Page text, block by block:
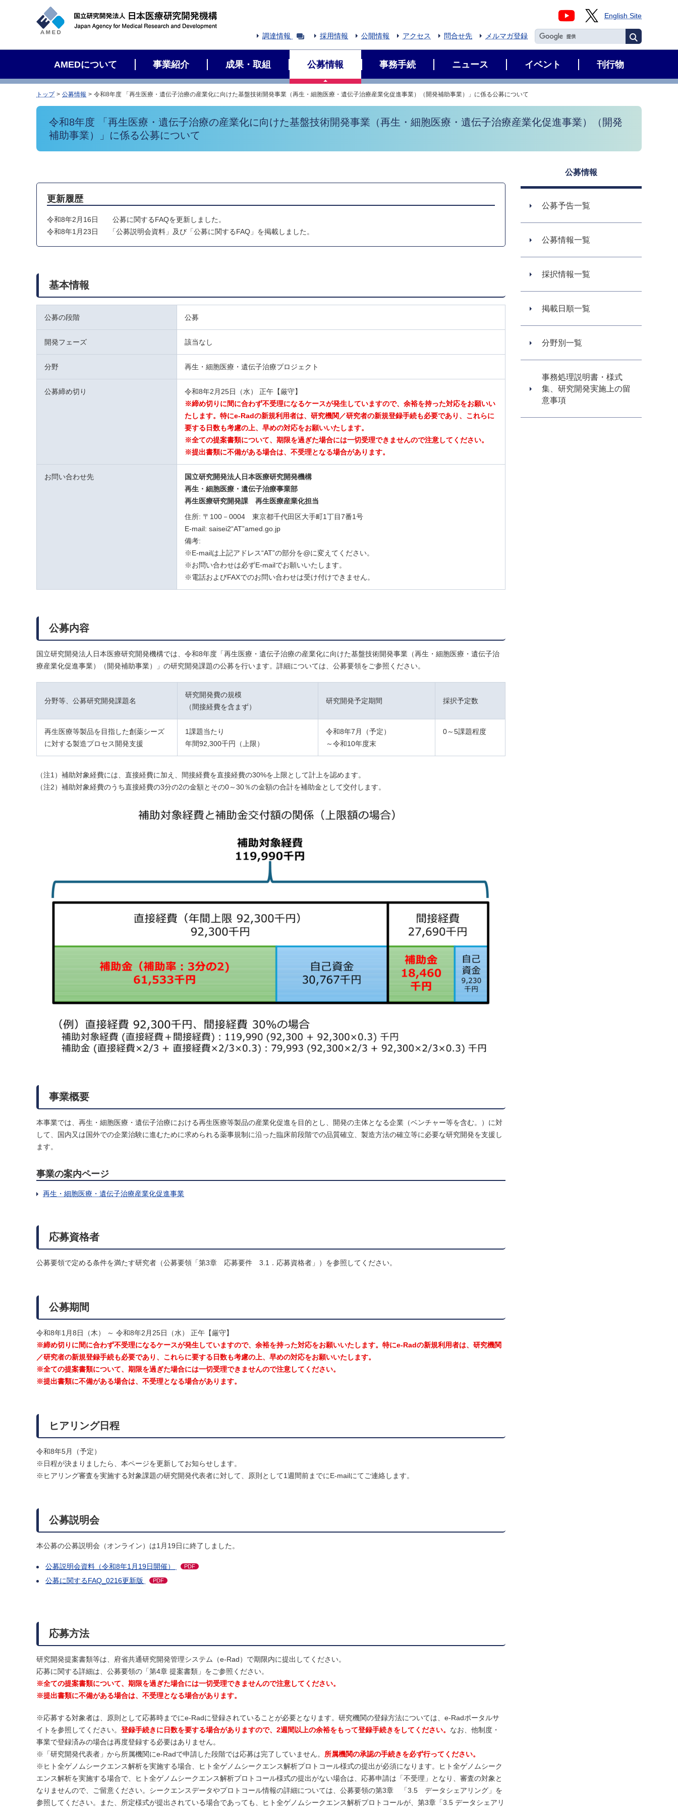
English Site
調達情報 採用情報 公開情報 アクセス 問合せ先 メルマガ登録
AMEDについて 事業紹介 成果・取組 公募情報 事務手続 ニュース イベント 刊行物
トップ 公募情報 令和8年度 「再生医療・遺伝子治療の産業化に向けた基盤技術開発事業（再生・細胞医療・遺伝子治療産業化促進事業）（開発補助事業）」に係る公募について
令和8年度 「再生医療・遺伝子治療の産業化に向けた基盤技術開発事業（再生・細胞医療・遺伝子治療産業化促進事業）（開発
補助事業）」に係る公募について
更新履歴
令和8年2月16日
公募に関するFAQを更新しました。
令和8年1月23日
「公募説明会資料」及び「公募に関するFAQ」を掲載しました。
基本情報
公募の段階 公募
開発フェーズ 該当なし
分野 再生・細胞医療・遺伝子治療プロジェクト
公募締め切り
令和8年2月25日（水） 正午【厳守】
※締め切りに間に合わず不受理になるケースが発生していますので、余裕を持った対応をお願いい
たします。特にe-Radの新規利用者は、研究機関／研究者の新規登録手続も必要であり、これらに
要する日数も考慮の上、早めの対応をお願いいたします。
※全ての提案書類について、期限を過ぎた場合には一切受理できませんので注意してください。
※提出書類に不備がある場合は、不受理となる場合があります。
お問い合わせ先
国立研究開発法人日本医療研究開発機構
再生・細胞医療・遺伝子治療事業部
再生医療研究開発課 再生医療産業化担当
住所: 〒100－0004 東京都千代田区大手町1丁目7番1号
E-mail: saisei2“AT”amed.go.jp
備考:
※E-mailは上記アドレス“AT”の部分を@に変えてください。
※お問い合わせは必ずE-mailでお願いいたします。
※電話およびFAXでのお問い合わせは受け付けできません。
公募内容
国立研究開発法人日本医療研究開発機構では、令和8年度「再生医療・遺伝子治療の産業化に向けた基盤技術開発事業（再生・細胞医療・遺伝子治
療産業化促進事業）（開発補助事業）」の研究開発課題の公募を行います。詳細については、公募要領をご参照ください。
分野等、公募研究開発課題名
研究開発費の規模
（間接経費を含まず）
研究開発予定期間 採択予定数
再生医療等製品を目指した創薬シーズ
に対する製造プロセス開発支援
1課題当たり
年間92,300千円（上限）
令和8年7月（予定）
～令和10年度末
0～5課題程度
（注1）補助対象経費には、直接経費に加え、間接経費を直接経費の30%を上限として計上を認めます。
（注2）補助対象経費のうち直接経費の3分の2の金額とその0～30％の金額の合計を補助金として交付します。
事業概要
本事業では、再生・細胞医療・遺伝子治療における再生医療等製品の産業化促進を目的とし、開発の主体となる企業（ベンチャー等を含む。）に対
して、国内又は国外での企業治験に進むために求められる薬事規制に沿った臨床前段階での品質確立、製造方法の確立等に必要な研究開発を支援し
ます。
事業の案内ページ
再生・細胞医療・遺伝子治療産業化促進事業
応募資格者
公募要領で定める条件を満たす研究者（公募要領「第3章 応募要件 3.1．応募資格者」）を参照してください。
公募期間
令和8年1月8日（木） ～ 令和8年2月25日（水） 正午【厳守】
※締め切りに間に合わず不受理になるケースが発生していますので、余裕を持った対応をお願いいたします。特にe-Radの新規利用者は、研究機関
／研究者の新規登録手続も必要であり、これらに要する日数も考慮の上、早めの対応をお願いいたします。
※全ての提案書類について、期限を過ぎた場合には一切受理できませんので注意してください。
※提出書類に不備がある場合は、不受理となる場合があります。
ヒアリング日程
令和8年5月（予定）
※日程が決まりましたら、本ページを更新してお知らせします。
※ヒアリング審査を実施する対象課題の研究開発代表者に対して、原則として1週間前までにE-mailにてご連絡します。
公募説明会
本公募の公募説明会（オンライン）は1月19日に終了しました。
公募説明会資料（令和8年1月19日開催） PDF
公募に関するFAQ_0216更新版 PDF
応募方法
研究開発提案書類等は、府省共通研究開発管理システム（e-Rad）で期限内に提出してください。
応募に関する詳細は、公募要領の「第4章 提案書類」をご参照ください。
※全ての提案書類について、期限を過ぎた場合には一切受理できませんので注意してください。
※提出書類に不備がある場合は、不受理となる場合があります。
※応募する対象者は、原則として応募時までにe-Radに登録されていることが必要となります。研究機関の登録方法については、e-Radポータルサ
イトを参照してください。 登録手続きに日数を要する場合がありますので、2週間以上の余裕をもって登録手続きをしてください。 なお、他制度・
事業で登録済みの場合は再度登録する必要はありません。
※「研究開発代表者」から所属機関にe-Radで申請した段階では応募は完了していません。 所属機関の承認の手続きを必ず行ってください。
※ヒト全ゲノムシークエンス解析を実施する場合、ヒト全ゲノムシークエンス解析プロトコール様式の提出が必須になります。ヒト全ゲノムシーク
エンス解析を実施する場合で、ヒト全ゲノムシークエンス解析プロトコール様式の提出がない場合は、応募申請は「不受理」となり、審査の対象と
なりませんので、ご留意ください。シークエンスデータやプロトコール情報の詳細については、公募要領の第3章 「3.5 データシェアリング」を
参照してください。また、所定様式が提出されている場合であっても、ヒト全ゲノムシークエンス解析プロトコールが、第3章「3.5 データシェアリ
公募情報
公募予告一覧
公募情報一覧
採択情報一覧
掲載日順一覧
分野別一覧
事務処理説明書・様式
集、研究開発実施上の留
意事項